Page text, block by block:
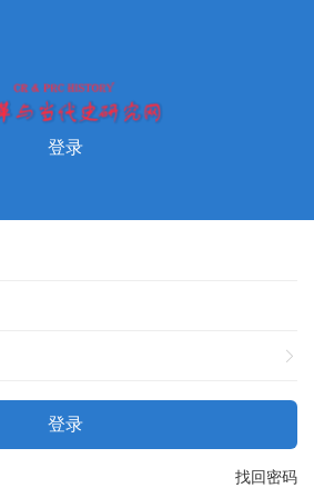
登录
登录
找回密码